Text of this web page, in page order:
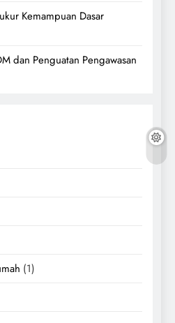
Kemampuan Dasar
dan Penguatan Pengawasan
(1)